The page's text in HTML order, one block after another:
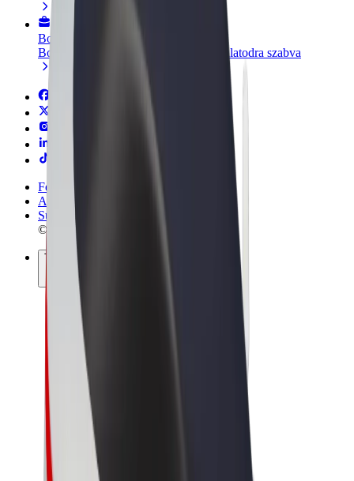
Bolt for Business
Bolt termékek és szolgáltatások a vállalatodra szabva
Felhasználási feltételek
Adatvédelem
Sütik
© 2026 Bolt Technology OÜ
Termékek
Utazás
Rollerek
Bolt Market
Bolt Food
Bolt Drive
Bolt cégeknek
E-kerékpárok